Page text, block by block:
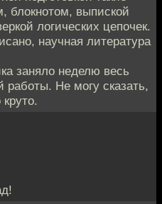
блокнотом, выпиской
логических цепочек.
научная литература
заняло неделю весь
работы. Не могу сказать,